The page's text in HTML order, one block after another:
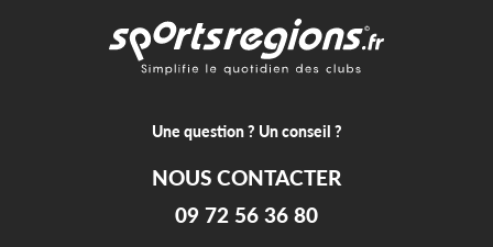
Une question ? Un conseil ?
NOUS CONTACTER
09 72 56 36 80